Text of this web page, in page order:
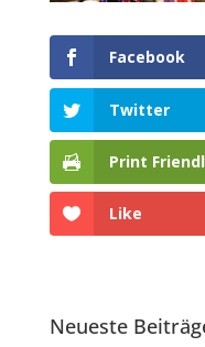
Facebook
Twitter
Print
Like
Neueste